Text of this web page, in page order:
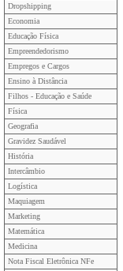
Dropshipping
Economia
Educação Física
Empreendedorismo
Empregos e Cargos
Ensino à Distância
Filhos - Educação e Saúde
Física
Geografia
Gravidez Saudável
História
Intercâmbio
Logística
Maquiagem
Marketing
Matemática
Medicina
Nota Fiscal Eletrônica NFe